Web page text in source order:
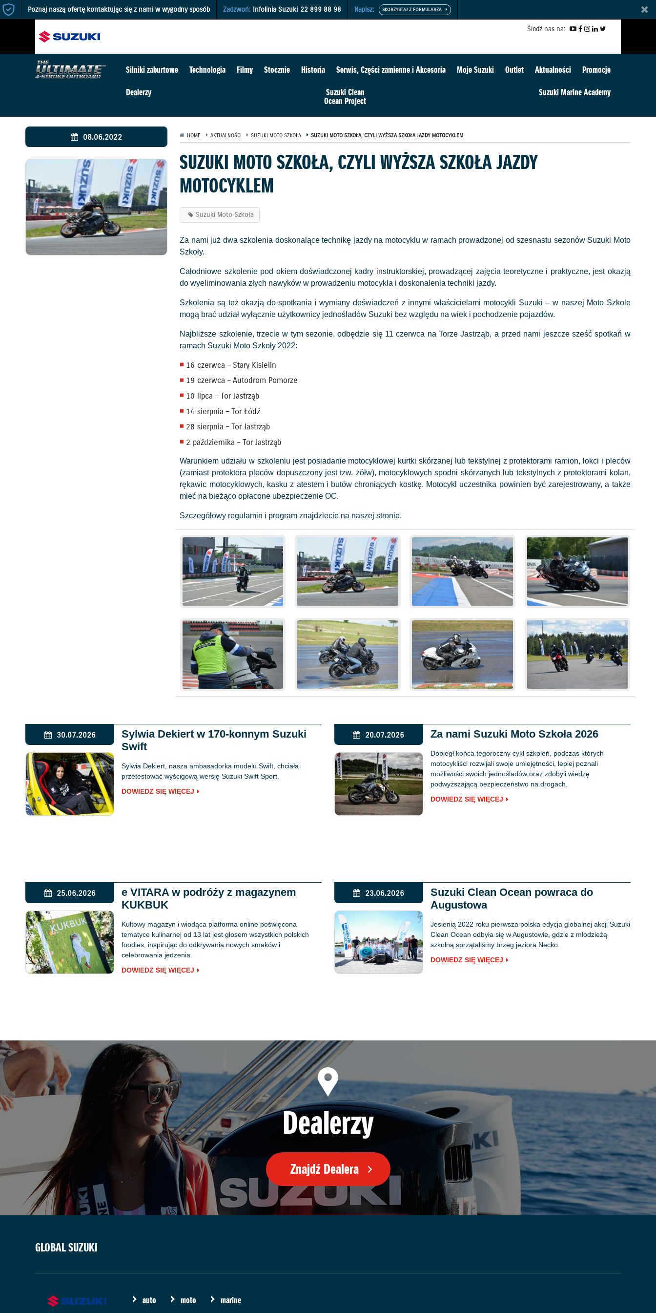
Poznaj naszą ofertę kontaktując się z nami w wygodny sposób Zadzwoń: Infolinia Suzuki 22 899 88 98 Napisz:
Śledź nas na:
Silniki zaburtowe Technologia Filmy Stocznie Historia Serwis, Części zamienne i Akcesoria Moje Suzuki Outlet Aktualności
Promocje
Dealerzy
Suzuki Clean
Ocean Project
Suzuki Marine Academy
08.06.2022 HOME AKTUALNOŚCI SUZUKI MOTO SZKOŁA SUZUKI MOTO SZKOŁA, CZYLI WYŻSZA SZKOŁA JAZDY MOTOCYKLEM
SUZUKI MOTO SZKOŁA, CZYLI WYŻSZA SZKOŁA JAZDY
MOTOCYKLEM
Suzuki Moto Szkoła
Za nami już dwa szkolenia doskonalące technikę jazdy na motocyklu w ramach prowadzonej od szesnastu sezonów Suzuki Moto
Szkoły.
Całodniowe szkolenie pod okiem doświadczonej kadry instruktorskiej, prowadzącej zajęcia teoretyczne i praktyczne, jest okazją
do wyeliminowania złych nawyków w prowadzeniu motocykla i doskonalenia techniki jazdy.
Szkolenia są też okazją do spotkania i wymiany doświadczeń z innymi właścicielami motocykli Suzuki ­– w naszej Moto Szkole
mogą brać udział wyłącznie użytkownicy jednośladów Suzuki bez względu na wiek i pochodzenie pojazdów.
Najbliższe szkolenie, trzecie w tym sezonie, odbędzie się 11 czerwca na Torze Jastrząb, a przed nami jeszcze sześć spotkań w
ramach Suzuki Moto Szkoły 2022:
16 czerwca – Stary Kisielin
19 czerwca – Autodrom Pomorze
10 lipca – Tor Jastrząb
14 sierpnia – Tor Łódź
28 sierpnia – Tor Jastrząb
2 października – Tor Jastrząb
Warunkiem udziału w szkoleniu jest posiadanie motocyklowej kurtki skórzanej lub tekstylnej z protektorami ramion, łokci i pleców
(zamiast protektora pleców dopuszczony jest tzw. żółw), motocyklowych spodni skórzanych lub tekstylnych z protektorami kolan,
rękawic motocyklowych, kasku z atestem i butów chroniących kostkę. Motocykl uczestnika powinien być zarejestrowany, a także
mieć na bieżąco opłacone ubezpieczenie OC.
Szczegółowy regulamin i program znajdziecie na naszej stronie.
30.07.2026
Sylwia Dekiert w 170-konnym Suzuki
Swift
Sylwia Dekiert, nasza ambasadorka modelu Swift, chciała
przetestować wyścigową wersję Suzuki Swift Sport.
DOWIEDZ SIĘ WIĘCEJ
20.07.2026 Za nami Suzuki Moto Szkoła 2026
Dobiegł końca tegoroczny cykl szkoleń, podczas których
motocykliści rozwijali swoje umiejętności, lepiej poznali
możliwości swoich jednośladów oraz zdobyli wiedzę
podwyższającą bezpieczeństwo na drogach.
DOWIEDZ SIĘ WIĘCEJ
25.06.2026
e VITARA w podróży z magazynem
KUKBUK
Kultowy magazyn i wiodąca platforma online poświęcona
tematyce kulinarnej od 13 lat jest głosem wszystkich polskich
foodies, inspirując do odkrywania nowych smaków i
celebrowania jedzenia.
DOWIEDZ SIĘ WIĘCEJ
23.06.2026
Suzuki Clean Ocean powraca do
Augustowa
Jesienią 2022 roku pierwsza polska edycja globalnej akcji Suzuki
Clean Ocean odbyła się w Augustowie, gdzie z młodzieżą
szkolną sprzątaliśmy brzeg jeziora Necko.
DOWIEDZ SIĘ WIĘCEJ
Dealerzy
Znajdź Dealera
GLOBAL SUZUKI
auto moto marine